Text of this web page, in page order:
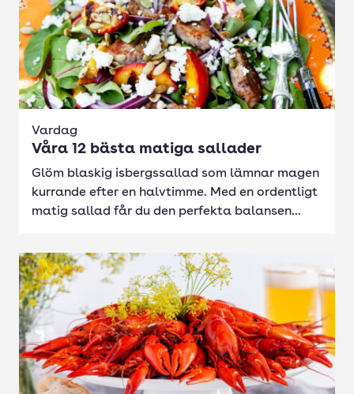
Vardag
Våra 12 bästa matiga sallader
Glöm blaskig isbergssallad som lämnar magen
kurrande efter en halvtimme. Med en ordentligt
matig sallad får du den perfekta balansen...